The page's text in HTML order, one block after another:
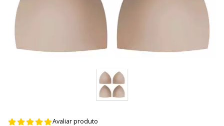
Avaliar produto